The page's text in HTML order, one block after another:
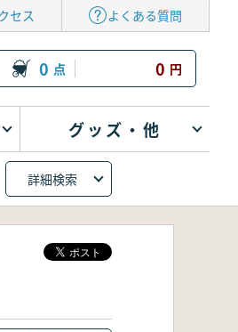
セス よくある質問
0 点 0 円
グッズ・他
詳細検索